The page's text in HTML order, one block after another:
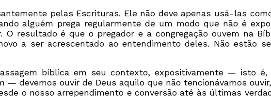
pelas Escrituras. Ele não deve apenas usá-las
alguém prega regularmente de um modo que não é
O resultado é que o pregador e a congregação ouvem na
a ser acrescentado ao entendimento deles. Não estão
bíblica em seu contexto, expositivamente — isto
— devemos ouvir de Deus aquilo que não tencionávamos
o nosso arrependimento e conversão até às últimas